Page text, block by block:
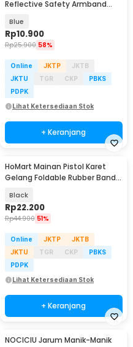
Reflective Safety Armband
Blue
Rp10.900
Rp25.900 58%
Online JKTP
JKTB
JKTU
TGR CKP
PBKS
PDPK
Lihat Ketersediaan Stok
+ Keranjang
HoMart Mainan Pistol Karet
Gelang Foldable Rubber Band
Black
Rp22.200
Rp44.900 51%
Online JKTP
JKTB
JKTU
TGR CKP
PBKS
PDPK
Lihat Ketersediaan Stok
+ Keranjang
NOCICIU Jarum Manik-Manik